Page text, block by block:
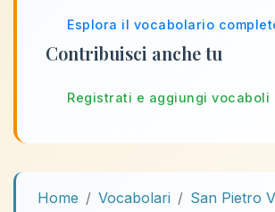
Esplora il vocabolario
Contribuisci anche tu
Registrati e aggiungi vocaboli
Home Vocabolari
San Pietro